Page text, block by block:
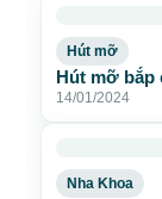
Hút mỡ
Hút mỡ bắp
14/01/2024
Nha Khoa